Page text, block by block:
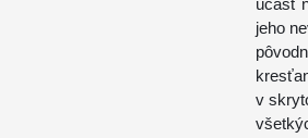
účasť
jeho
v